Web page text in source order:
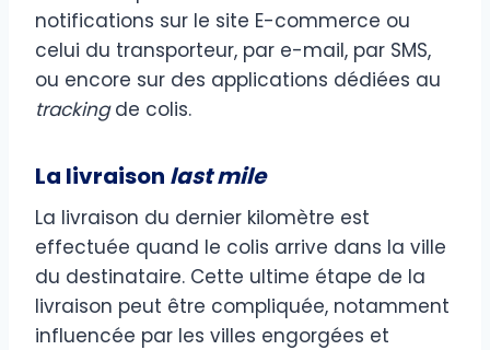
notifications sur le site E-commerce ou
celui du transporteur, par e-mail, par SMS,
ou encore sur des applications dédiées au
trackingde colis.
La livraison last mile
La livraison du dernier kilomètre est
effectuée quand le colis arrive dans la ville
du destinataire. Cette ultime étape de la
livraison peut être compliquée, notamment
influencée par les villes engorgées et